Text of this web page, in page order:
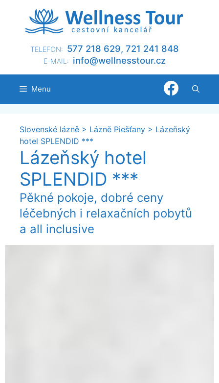
TELEFON: 577 218 629, 721 241 848
E-MAIL: zc.ru
otsse
nllew
@ofni
Menu
Slovenské lázně > Lázně Piešťany > Lázeňský
hotel SPLENDID ***
Lázeňský hotel
SPLENDID ***
Pěkné pokoje, dobré ceny
léčebných i relaxačních pobytů
a all inclusive